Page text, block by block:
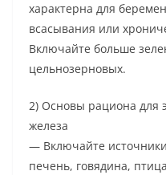
характерна для
всасывания или
Включайте больше
цельнозерновых.
2) Основы рациона для
железа
— Включайте источники
печень, говядина,